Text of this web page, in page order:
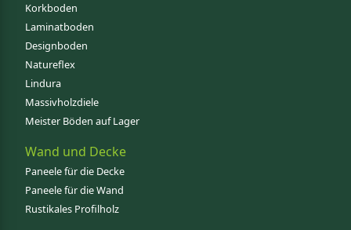
Korkboden
Laminatboden
Designboden
Natureflex
Lindura
Massivholzdiele
Meister Böden auf Lager
Wand und Decke
Paneele für die Decke
Paneele für die Wand
Rustikales Profilholz